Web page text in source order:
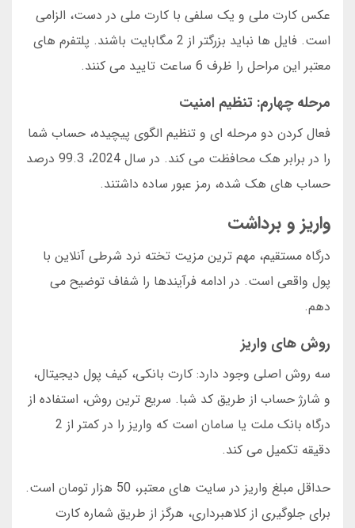
عکس کارت ملی و یک سلفی با کارت ملی در دست، الزامی
است. فایل ها نباید بزرگتر از 2 مگابایت باشند. پلتفرم های
معتبر این مراحل را ظرف 6 ساعت تایید می کنند.
مرحله چهارم: تنظیم امنیت
فعال کردن دو مرحله ای و تنظیم الگوی پیچیده، حساب شما
را در برابر هک محافظت می کند. در سال 2024، 99.3 درصد
حساب های هک شده، رمز عبور ساده داشتند.
واریز و برداشت
درگاه مستقیم، مهم ترین مزیت تخته نرد شرطی آنلاین با
پول واقعی است. در ادامه فرآیندها را شفاف توضیح می
دهم.
روش های واریز
سه روش اصلی وجود دارد: کارت بانکی، کیف پول دیجیتال،
و شارژ حساب از طریق کد شبا. سریع ترین روش، استفاده از
درگاه بانک ملت یا سامان است که واریز را در کمتر از 2
دقیقه تکمیل می کند.
حداقل مبلغ واریز در سایت های معتبر، 50 هزار تومان است.
برای جلوگیری از کلاهبرداری، هرگز از طریق شماره کارت